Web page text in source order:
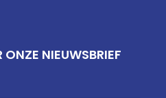
NIEUWSBRIEF